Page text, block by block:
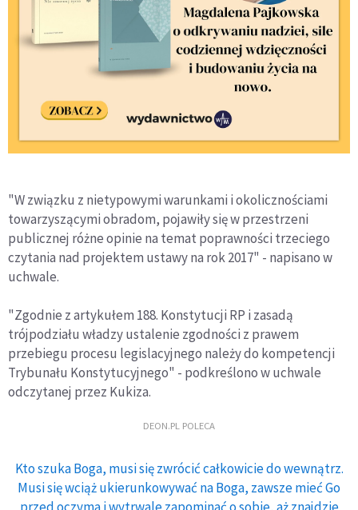
"W związku z nietypowymi warunkami i okolicznościami
towarzyszącymi obradom, pojawiły się w przestrzeni
publicznej różne opinie na temat poprawności trzeciego
czytania nad projektem ustawy na rok 2017" - napisano w
uchwale.
"Zgodnie z artykułem 188. Konstytucji RP i zasadą
trójpodziału władzy ustalenie zgodności z prawem
przebiegu procesu legislacyjnego należy do kompetencji
Trybunału Konstytucyjnego" - podkreślono w uchwale
odczytanej przez Kukiza.
DEON.PL POLECA
Kto szuka Boga, musi się zwrócić całkowicie do wewnątrz.
Musi się wciąż ukierunkowywać na Boga, zawsze mieć Go